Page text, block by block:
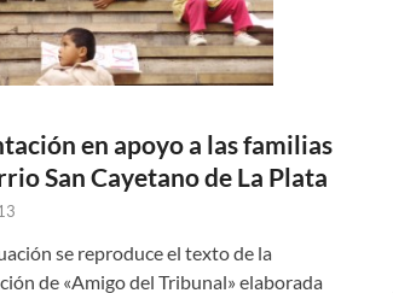
en apoyo a las familias
San Cayetano de La Plata
se reproduce el texto de la
de «Amigo del Tribunal» elaborada